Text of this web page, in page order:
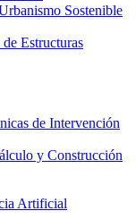
Sostenible
Estructuras
de Intervención
y Construcción
Artificial